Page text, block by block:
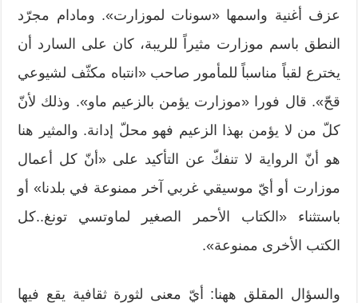
عزف أغنية واسمها «سونات لموزارت». ومادام مجرّد
النطق باسم موزارت مثيراً للريبة، كان على السارد أن
يخترع لقباً مناسباً للمأمور صاحب «انتباه مكثّف لشيوعي
قحّ». قال فورا «موزارت يؤمن بالزعيم ماو». وذلك لأنّ
كلّ من لا يؤمن بهذا الزعيم فهو محلّ إدانة. والمثير هنا
هو أنّ الرواية لا تنفكّ عن التأكيد على «أنّ كل أعمال
موزارت أو أيّ موسيقي غربي آخر ممنوعة في بلدنا» أو
باستثناء «الكتاب الأحمر الصغير لماوتسي تونغ..كل
الكتب الأخرى ممنوعة».
والسؤال المقلق ههنا: أيّ معنى لثورة ثقافية يقع فيها